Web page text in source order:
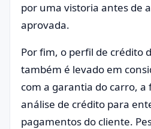
por uma vistoria antes de
aprovada.
Por fim, o perfil de crédito
também é levado em
com a garantia do carro,
análise de crédito para
pagamentos do cliente.